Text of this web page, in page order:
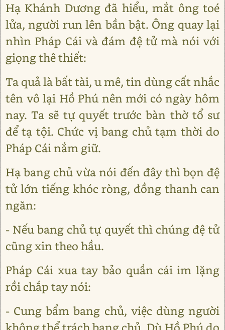
Hạ Khánh Dương đã hiểu, mắt ông toé
lửa, người run lên bần bật. Ông quay lại
nhìn Pháp Cái và đám đệ tử mà nói với
giọng thê thiết:
Ta quả là bất tài, u mê, tin dùng cất nhắc
tên vô lại Hồ Phú nên mới có ngày hôm
nay. Ta sẽ tự quyết trước bàn thờ tổ sư
để tạ tội. Chức vị bang chủ tạm thời do
Pháp Cái nắm giữ.
Hạ bang chủ vừa nói đến đây thì bọn đệ
tử lớn tiếng khóc ròng, đồng thanh can
ngăn:
- Nếu bang chủ tự quyết thì chúng đệ tử
cũng xin theo hầu.
Pháp Cái xua tay bảo quần cái im lặng
rồi chắp tay nói:
- Cung bẩm bang chủ, việc dùng người